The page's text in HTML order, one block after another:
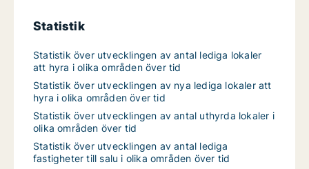
Statistik
Statistik över utvecklingen av antal lediga lokaler
att hyra i olika områden över tid
Statistik över utvecklingen av nya lediga lokaler att
hyra i olika områden över tid
Statistik över utvecklingen av antal uthyrda lokaler i
olika områden över tid
Statistik över utvecklingen av antal lediga
fastigheter till salu i olika områden över tid